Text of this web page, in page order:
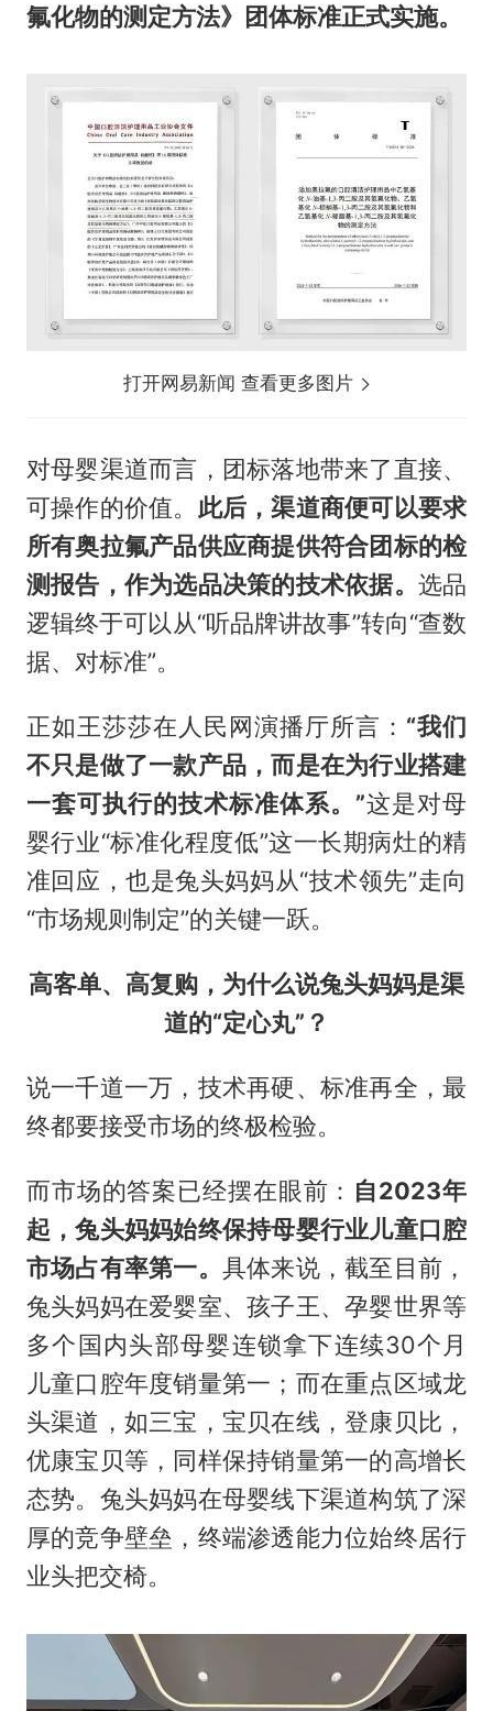
氟化物的测定方法》团体标准正式实施。
打开网易新闻 查看更多图片
对母婴渠道而言，团标落地带来了直接、
可操作的价值。 此后，渠道商便可以要求
所有奥拉氟产品供应商提供符合团标的检
测报告，作为选品决策的技术依据。 选品
逻辑终于可以从“听品牌讲故事”转向“查数
据、对标准”。
正如王莎莎在人民网演播厅所言： “我们
不只是做了一款产品，而是在为行业搭建
一套可执行的技术标准体系。”这是对母
婴行业“标准化程度低”这一长期病灶的精
准回应，也是兔头妈妈从“技术领先”走向
“市场规则制定”的关键一跃。
高客单、高复购，为什么说兔头妈妈是渠
道的“定心丸”？
说一千道一万，技术再硬、标准再全，最
终都要接受市场的终极检验。
而市场的答案已经摆在眼前： 自2023年
起，兔头妈妈始终保持母婴行业儿童口腔
市场占有率第一。 具体来说，截至目前，
兔头妈妈在爱婴室、孩子王、孕婴世界等
多个国内头部母婴连锁拿下连续30个月
儿童口腔年度销量第一；而在重点区域龙
头渠道，如三宝，宝贝在线，登康贝比，
优康宝贝等，同样保持销量第一的高增长
态势。兔头妈妈在母婴线下渠道构筑了深
厚的竞争壁垒，终端渗透能力位始终居行
业头把交椅。